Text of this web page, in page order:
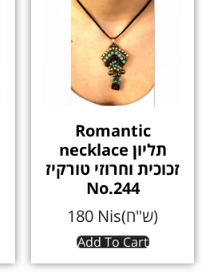
Romantic
necklace תליון
זכוכית וחרוזי טורקיז
No.244
180
Nis(ש"ח)
Add To Cart